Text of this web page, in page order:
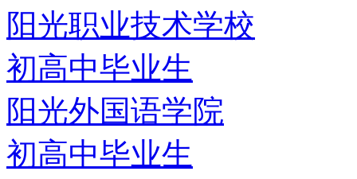
阳光职业技术学校
初高中毕业生
阳光外国语学院
初高中毕业生